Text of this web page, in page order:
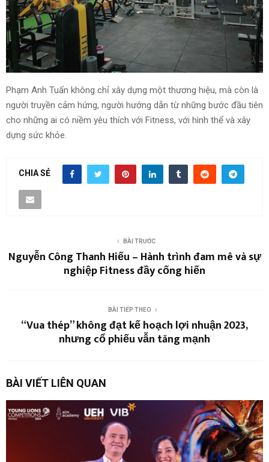
Phạm Anh Tuấn không chỉ xây dựng một thương hiệu, mà còn là
người truyền cảm hứng, người hướng dẫn từ những bước đầu tiên
cho những ai có niềm yêu thích với Fitness, với hình thể và xây
dựng sức khỏe.
CHIA SẺ
BÀI TRƯỚC
Nguyễn Công Thanh Hiếu – Hành trình đam mê và sự
nghiệp Fitness đầy cống hiến
BÀI TIẾP THEO
“Vua thép” không đạt kế hoạch lợi nhuận 2023,
nhưng cổ phiếu vẫn tăng mạnh
BÀI VIẾT LIÊN QUAN